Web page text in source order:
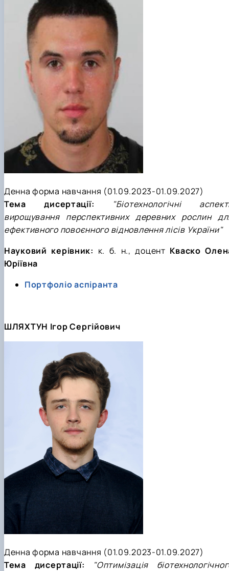
Денна форма навчання (01.09.2023-01.09.2027)
Тема дисертації:
"Біотехнологічні
вирощування перспективних деревних рослин
ефективного повоєнного відновлення лісів України"
Науковий керівник: к. б. н., доцент Кваско
Юріївна
Портфоліо аспіранта
ШЛЯХТУН Ігор Сергійович
Денна форма навчання (01.09.2023-01.09.2027)
Тема дисертації:
"Оптимізація